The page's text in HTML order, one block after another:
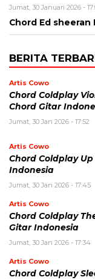
Jumat, 30 Januari 2026 -
Chord Ed sheeran
BERITA
Artis Cowo
Chord Coldplay
Chord Gitar
Jumat, 30 Jan 2026 - 17:52
Artis Cowo
Chord Coldplay
Indonesia
Jumat, 30 Jan 2026 - 17:45
Artis Cowo
Chord Coldplay
Gitar Indonesia
Jumat, 30 Jan 2026 - 17:34
Artis Cowo
Chord Coldplay